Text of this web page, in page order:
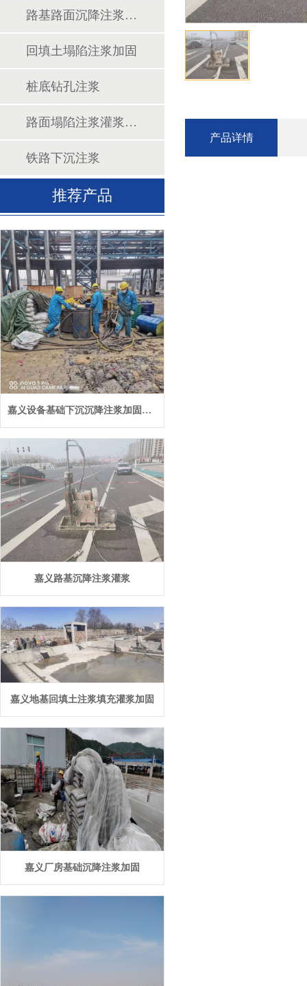
路基路面沉降注浆加固
回填土塌陷注浆加固
桩底钻孔注浆
路面塌陷注浆灌浆填充
铁路下沉注浆
推荐产品
嘉义设备基础下沉沉降注浆加固施工
嘉义路基沉降注浆灌浆
嘉义地基回填土注浆填充灌浆加固
嘉义厂房基础沉降注浆加固
产品详情